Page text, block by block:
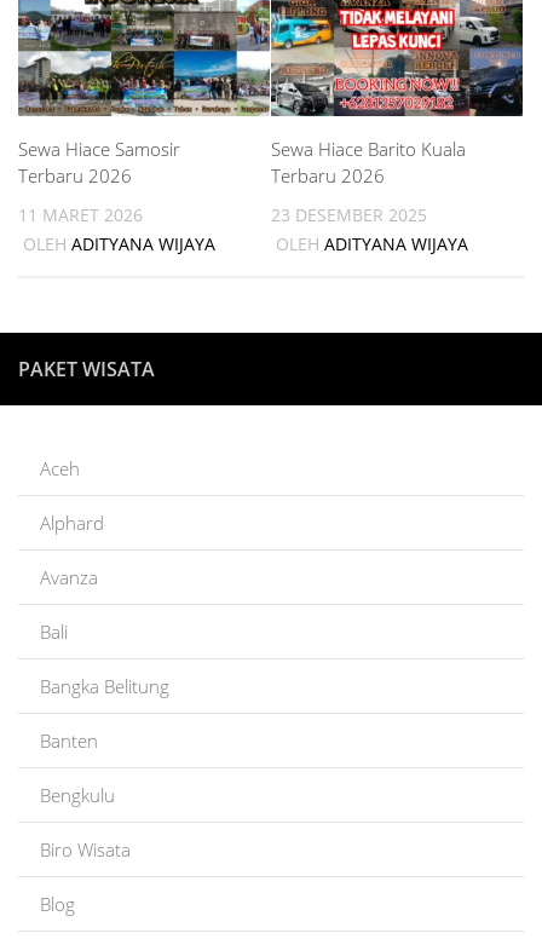
Sewa Hiace Samosir
Terbaru 2026
11 MARET 2026
OLEH ADITYANA WIJAYA
Sewa Hiace Barito Kuala
Terbaru 2026
23 DESEMBER 2025
OLEH ADITYANA WIJAYA
PAKET WISATA
Aceh
Alphard
Avanza
Bali
Bangka Belitung
Banten
Bengkulu
Biro Wisata
Blog